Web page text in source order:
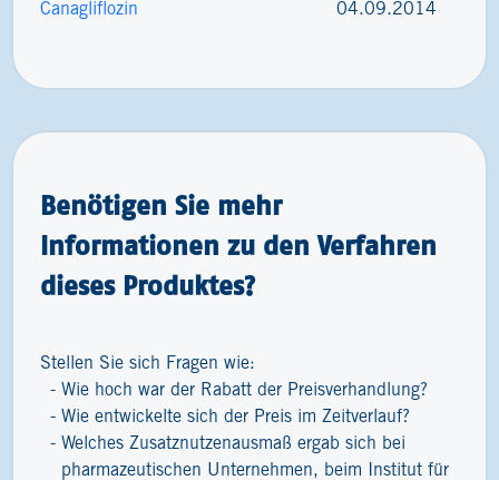
Canagliflozin 04.09.2014
Benötigen Sie mehr
Informationen zu den Verfahren
dieses Produktes?
Stellen Sie sich Fragen wie:
Wie hoch war der Rabatt der Preisverhandlung?
Wie entwickelte sich der Preis im Zeitverlauf?
Welches Zusatznutzenausmaß ergab sich bei
pharmazeutischen Unternehmen, beim Institut für